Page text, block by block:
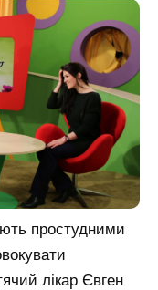
простудними
лікар Євген